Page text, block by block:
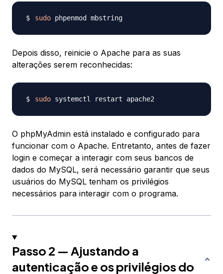
sudo
Depois disso, reinicie o Apache para as suas
alterações serem reconhecidas:
sudo
O phpMyAdmin está instalado e configurado para
funcionar com o Apache. Entretanto, antes de fazer
login e começar a interagir com seus bancos de
dados do MySQL, será necessário garantir que seus
usuários do MySQL tenham os privilégios
necessários para interagir com o programa.
Passo 2 — Ajustando a
autenticação e os privilégios do